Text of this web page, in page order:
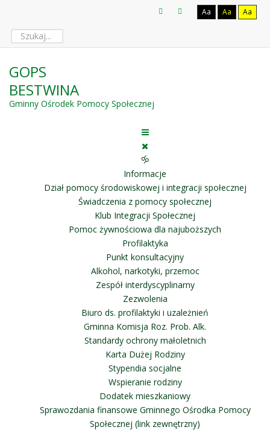
Aa Aa Aa
GOPS
BESTWINA
Gminny Ośrodek Pomocy Społecznej
🝰
Informacje
Dział pomocy środowiskowej i integracji społecznej
Świadczenia z pomocy społecznej
Klub Integracji Społecznej
Pomoc żywnościowa dla najuboższych
Profilaktyka
Punkt konsultacyjny
Alkohol, narkotyki, przemoc
Zespół interdyscyplinarny
Zezwolenia
Biuro ds. profilaktyki i uzależnień
Gminna Komisja Roz. Prob. Alk.
Standardy ochrony małoletnich
Karta Dużej Rodziny
Stypendia socjalne
Wspieranie rodziny
Dodatek mieszkaniowy
Sprawozdania finansowe Gminnego Ośrodka Pomocy
Społecznej (link zewnętrzny)